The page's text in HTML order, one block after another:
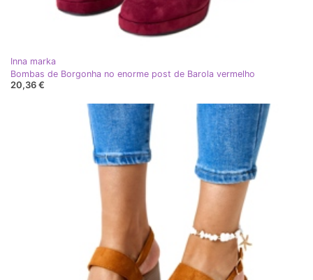
Inna marka
Bombas de Borgonha no enorme post de Barola vermelho
20,36 €